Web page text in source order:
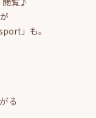
」も。
る